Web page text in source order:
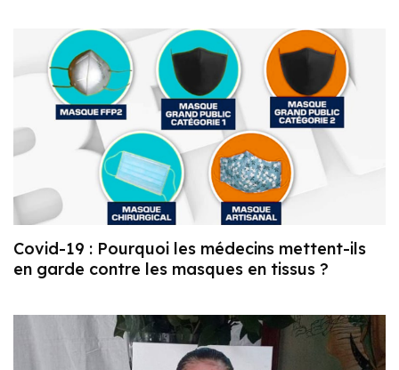
Covid-19 : Pourquoi les médecins mettent-ils
en garde contre les masques en tissus ?